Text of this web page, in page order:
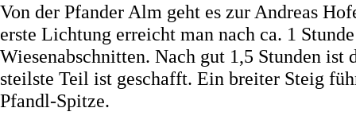
Von der Pfander Alm geht es zur Andreas
erste Lichtung erreicht man nach ca. 1
Wiesenabschnitten. Nach gut 1,5 Stunden
steilste Teil ist geschafft. Ein breiter Steig
Pfandl-Spitze.